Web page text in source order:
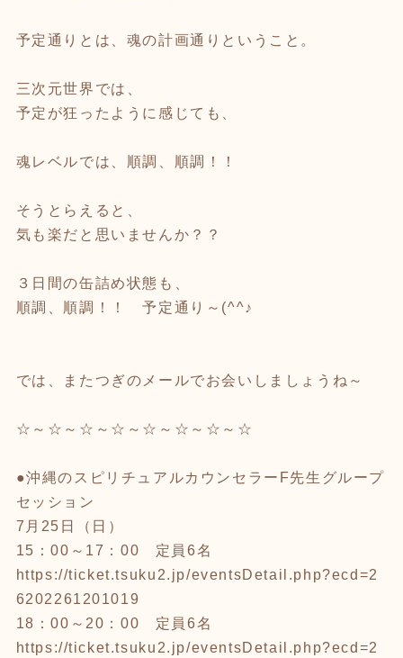
予定通りとは、魂の計画通りということ。
三次元世界では、
予定が狂ったように感じても、
魂レベルでは、順調、順調！！
そうとらえると、
気も楽だと思いませんか？？
３日間の缶詰め状態も、
順調、順調！！ 予定通り～(^^♪
では、またつぎのメールでお会いしましょうね～
☆～☆～☆～☆～☆～☆～☆～☆
●沖縄のスピリチュアルカウンセラーF先生グループ
セッション
7月25日（日）
15：00～17：00 定員6名
https://ticket.tsuku2.jp/eventsDetail.php?ecd=2
6202261201019
18：00～20：00 定員6名
https://ticket.tsuku2.jp/eventsDetail.php?ecd=2